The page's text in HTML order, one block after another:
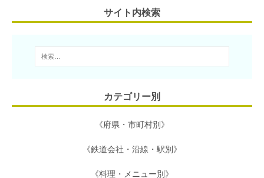
サイト内検索
カテゴリー別
《府県・市町村別》
《鉄道会社・沿線・駅別》
《料理・メニュー別》